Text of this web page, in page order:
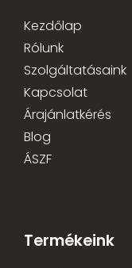
Kezdőlap
Rólunk
Szolgáltatásaink
Kapcsolat
Árajánlatkérés
Blog
ÁSZF
Termékeink